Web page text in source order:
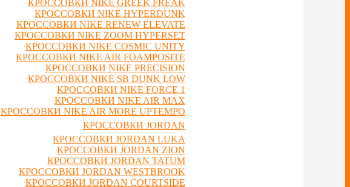
КРОССОВКИ NIKE GREEK FREAK
КРОССОВКИ NIKE HYPERDUNK
КРОССОВКИ NIKE RENEW ELEVATE
КРОССОВКИ NIKE ZOOM HYPERSET
КРОССОВКИ NIKE COSMIC UNITY
КРОССОВКИ NIKE AIR FOAMPOSITE
КРОССОВКИ NIKE PRECISION
КРОССОВКИ NIKE SB DUNK LOW
КРОССОВКИ NIKE FORCE 1
КРОССОВКИ NIKE AIR MAX
КРОССОВКИ NIKE AIR MORE UPTEMPO
КРОССОВКИ JORDAN
КРОССОВКИ JORDAN LUKA
КРОССОВКИ JORDAN ZION
КРОССОВКИ JORDAN TATUM
КРОССОВКИ JORDAN WESTBROOK
КРОССОВКИ JORDAN COURTSIDE